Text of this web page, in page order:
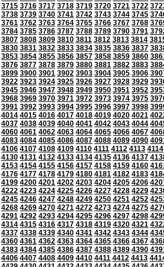
3715 3716 3717 3718 3719 3720 3721 3722
3738 3739 3740 3741 3742 3743 3744 3745
3761 3762 3763 3764 3765 3766 3767 3768
3784 3785 3786 3787 3788 3789 3790 3791
3807 3808 3809 3810 3811 3812 3813 3814
3830 3831 3832 3833 3834 3835 3836 3837
3853 3854 3855 3856 3857 3858 3859 3860
3876 3877 3878 3879 3880 3881 3882 3883
3899 3900 3901 3902 3903 3904 3905 3906
3922 3923 3924 3925 3926 3927 3928 3929
3945 3946 3947 3948 3949 3950 3951 3952
3968 3969 3970 3971 3972 3973 3974 3975
3991 3992 3993 3994 3995 3996 3997 3998
4014 4015 4016 4017 4018 4019 4020 4021
4037 4038 4039 4040 4041 4042 4043 4044
4060 4061 4062 4063 4064 4065 4066 4067
4083 4084 4085 4086 4087 4088 4089 4090
4106 4107 4108 4109 4110 4111 4112 4113 4114
4130 4131 4132 4133 4134 4135 4136 4137
4153 4154 4155 4156 4157 4158 4159 4160
4176 4177 4178 4179 4180 4181 4182 4183
4199 4200 4201 4202 4203 4204 4205 4206
4222 4223 4224 4225 4226 4227 4228 4229
4245 4246 4247 4248 4249 4250 4251 4252
4268 4269 4270 4271 4272 4273 4274 4275
4291 4292 4293 4294 4295 4296 4297 4298
4314 4315 4316 4317 4318 4319 4320 4321
4337 4338 4339 4340 4341 4342 4343 4344
4360 4361 4362 4363 4364 4365 4366 4367
4383 4384 4385 4386 4387 4388 4389 4390
4406 4407 4408 4409 4410 4411 4412 4413